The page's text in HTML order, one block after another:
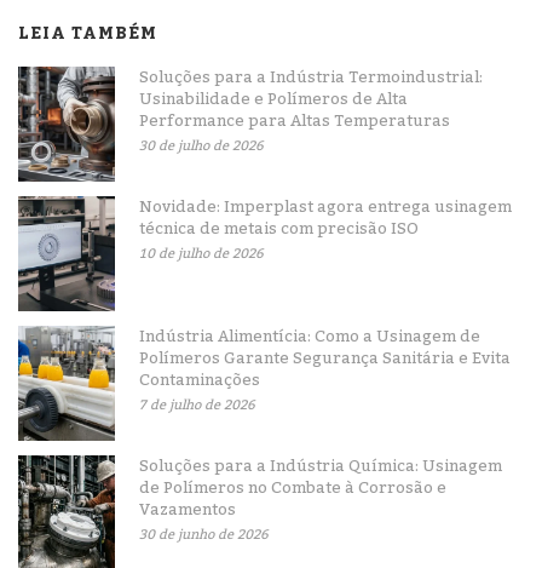
LEIA TAMBÉM
Soluções para a Indústria Termoindustrial:
Usinabilidade e Polímeros de Alta
Performance para Altas Temperaturas
30 de julho de 2026
Novidade: Imperplast agora entrega usinagem
técnica de metais com precisão ISO
10 de julho de 2026
Indústria Alimentícia: Como a Usinagem de
Polímeros Garante Segurança Sanitária e Evita
Contaminações
7 de julho de 2026
Soluções para a Indústria Química: Usinagem
de Polímeros no Combate à Corrosão e
Vazamentos
30 de junho de 2026